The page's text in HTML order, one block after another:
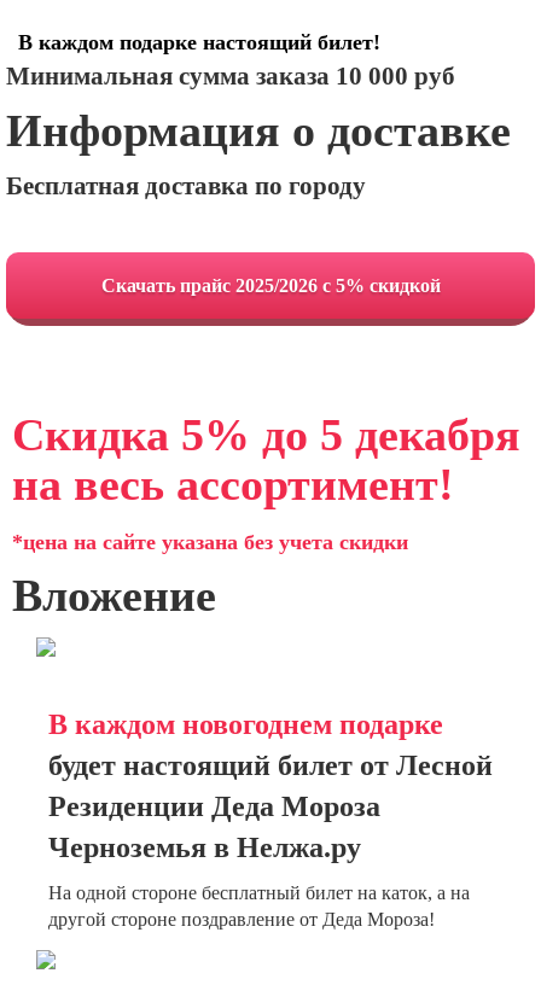
В каждом подарке настоящий билет!
Минимальная сумма заказа 10 000 руб
Информация о доставке
Бесплатная доставка по городу
Cкачать прайс 2025/2026 с 5% скидкой
Скидка 5% до 5 декабря
на весь ассортимент!
*цена на сайте указана без учета скидки
Вложение
В каждом новогоднем подарке
будет настоящий билет от Лесной
Резиденции Деда Мороза
Черноземья в Нелжа.ру
На одной стороне бесплатный билет на каток, а на
другой стороне поздравление от Деда Мороза!